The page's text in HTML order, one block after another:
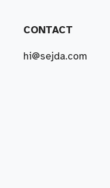
CONTACT
hi@sejda.com